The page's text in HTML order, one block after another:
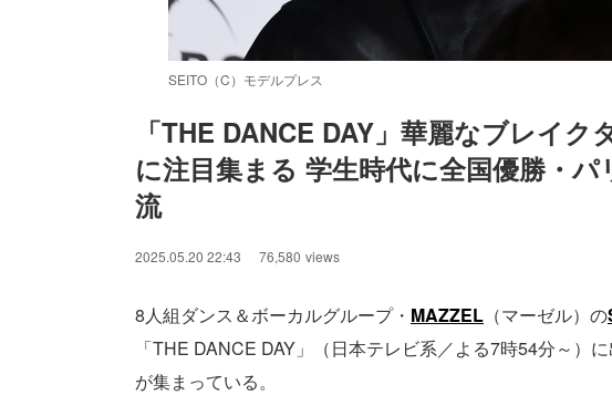
SEITO（C）モデルプレス
Unmute / Loaded:
87.03%
「THE DANCE DAY」華麗なブレイ
に注目集まる 学生時代に全国優勝・
流
2025.05.20 22:43 76,580 views
8人組ダンス＆ボーカルグループ・ MAZZEL （マーゼル）の
「THE DANCE DAY」（日本テレビ系／よる7時54分～）
が集まっている。